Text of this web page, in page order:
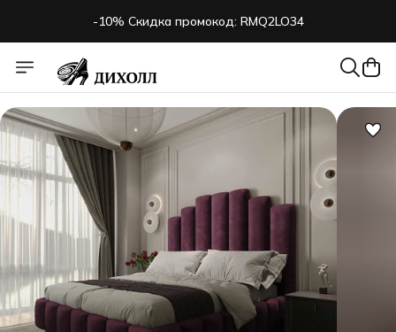
-10% Скидка промокод: RMQ2LO34